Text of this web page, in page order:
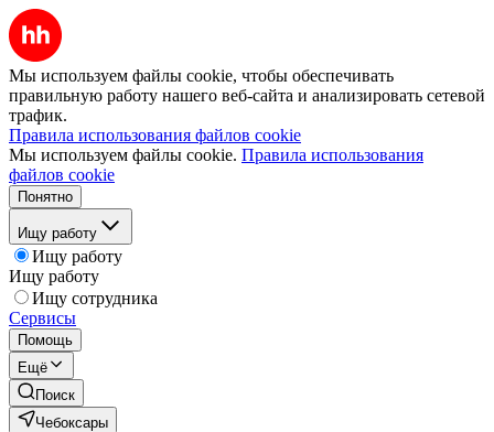
Мы используем файлы cookie, чтобы обеспечивать
правильную работу нашего веб-сайта и анализировать сетевой
трафик.
Правила использования файлов cookie
Мы используем файлы cookie. Правила использования
файлов cookie
Понятно
Ищу работу
Ищу работу
Ищу работу
Ищу сотрудника
Сервисы
Помощь
Ещё
Поиск
Чебоксары